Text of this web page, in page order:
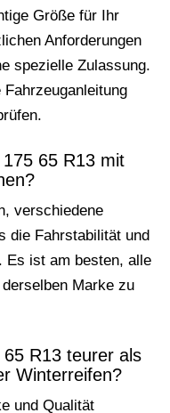
Größe für Ihr
Anforderungen
spezielle Zulassung.
65 R13 mit
verschiedene
die Fahrstabilität und
Es ist am besten, alle
Marke zu
R13 teurer als
Winterreifen?
und Qualität